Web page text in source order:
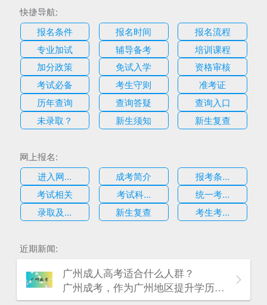
快捷导航:
报名条件
报名时间
报名流程
专业加试
辅导备考
培训课程
加分政策
免试入学
资格审核
考试必备
考生守则
准考证
历年查询
查询答疑
查询入口
未录取？
新生须知 新生复查
网上报名:
进入网...
成考简介
报考条...
考试相关
考试科...
统一考...
录取及...
新生复查 考生考...
近期新闻:
广州成人高考适合什么人群？
广州成考，作为广州地区提升学历的重要考试之一，其中广州成人高考适合人群是需要知道的，那么下面这篇文章将为大家讲解广州成人高考适合什么人群?